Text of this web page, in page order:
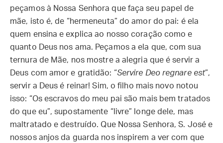
peçamos à Nossa Senhora que faça seu papel de
mãe, isto é, de “hermeneuta” do amor do pai: é ela
quem ensina e explica ao nosso coração como e
quanto Deus nos ama. Peçamos a ela que, com sua
ternura de Mãe, nos mostre a alegria que é servir a
Deus com amor e gratidão: “Servire Deo regnare est”,
servir a Deus é reinar! Sim, o filho mais novo notou
isso: “Os escravos do meu pai são mais bem tratados
do que eu”, supostamente “livre” longe dele, mas
maltratado e destruído. Que Nossa Senhora, S. José e
nossos anjos da guarda nos inspirem a ver com que